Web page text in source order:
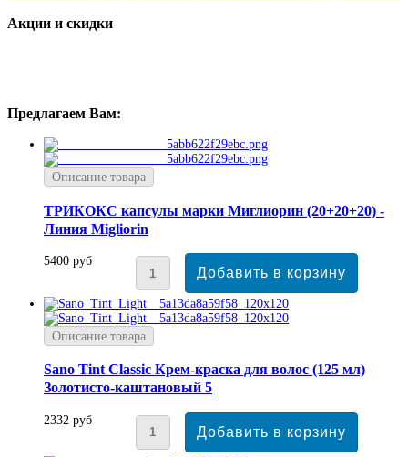
Акции и скидки
Предлагаем Вам:
Описание товара
ТРИКОКС капсулы марки Миглиорин (20+20+20) -
Линия Migliorin
5400 руб
Описание товара
Sano Tint Classic Крем-краска для волос (125 мл)
Золотисто-каштановый 5
2332 руб